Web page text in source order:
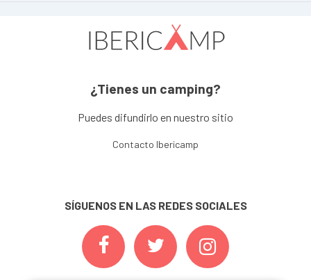
¿Tienes un camping?
Puedes difundirlo en nuestro sitio
Contacto Ibericamp
SÍGUENOS EN LAS REDES SOCIALES